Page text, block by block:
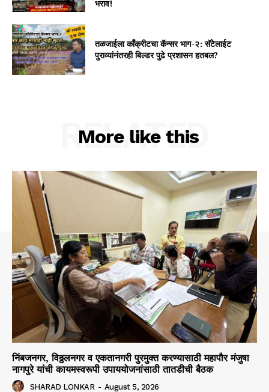
भराव!
तळजाईला कॉंक्रीटचा कॅन्सर भाग-२: सॅटेलाईट
पुराव्यांनंतरही बिल्डर पुढे प्रशासन हतबल?
More like this
RELATED
निंबजनगर, विठ्ठलनगर व एकतानगरी पुरमुक्त करण्यासाठी महापौर मंजुषा
नागपुरे यांची कायमस्वरूपी उपाययोजनांसाठी तातडीची बैठक
SHARAD LONKAR - August 5, 2026